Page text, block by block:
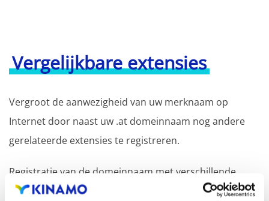
Vergelijkbare extensies
Vergroot de aanwezigheid van uw merknaam op
Internet door naast uw .at domeinnaam nog andere
gerelateerde extensies te registreren.
Registratie van de domeinnaam met verschillende
extensies biedt als voordeel een verhoogde